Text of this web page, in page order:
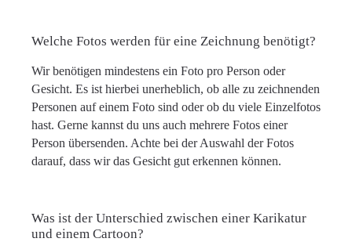
Welche Fotos werden für eine Zeichnung benötigt?
Wir benötigen mindestens ein Foto pro Person oder
Gesicht. Es ist hierbei unerheblich, ob alle zu zeichnenden
Personen auf einem Foto sind oder ob du viele Einzelfotos
hast. Gerne kannst du uns auch mehrere Fotos einer
Person übersenden. Achte bei der Auswahl der Fotos
darauf, dass wir das Gesicht gut erkennen können.
Was ist der Unterschied zwischen einer Karikatur
und einem Cartoon?